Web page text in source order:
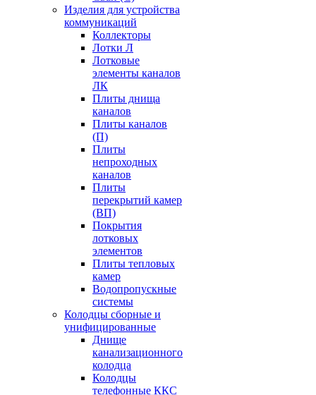
Изделия для устройства
коммуникаций
Коллекторы
Лотки Л
Лотковые
элементы каналов
ЛК
Плиты днища
каналов
Плиты каналов
(П)
Плиты
непроходных
каналов
Плиты
перекрытий камер
(ВП)
Покрытия
лотковых
элементов
Плиты тепловых
камер
Водопропускные
системы
Колодцы сборные и
унифицированные
Днище
канализационного
колодца
Колодцы
телефонные ККС